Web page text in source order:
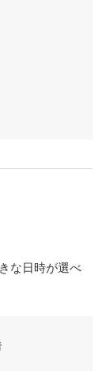
な日時が選べ